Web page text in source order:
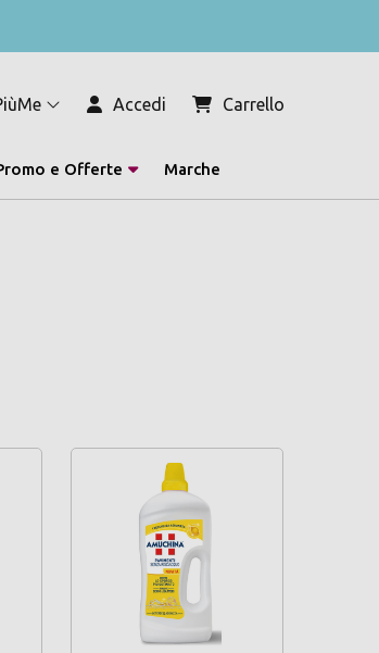
Accedi Carrello
e Offerte Marche